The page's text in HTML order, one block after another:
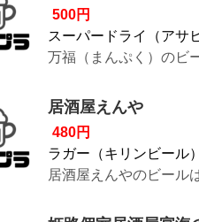
500円
スーパードライ（アサ
万福（まんぷく）のビ
居酒屋えんや
480円
ラガー（キリンビール
居酒屋えんやのビール